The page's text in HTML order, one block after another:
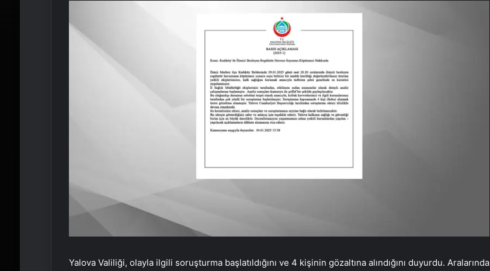
Yalova Valiliği, olayla ilgili soruşturma başlatıldığını ve 4 kişinin gözaltına alındığını duyurdu. Aralarında